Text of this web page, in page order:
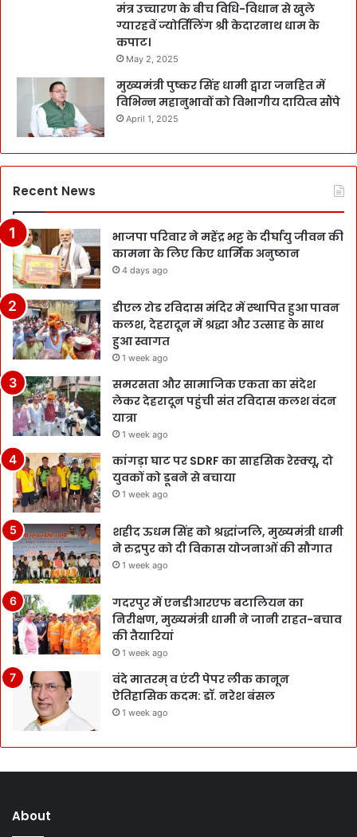
मंत्र उच्चारण के बीच विधि-विधान से खुले
ग्यारहवें ज्योर्तिलिंग श्री केदारनाथ धाम के
कपाट।
May 2, 2025
मुख्यमंत्री पुष्कर सिंह धामी द्वारा जनहित में
विभिन्न महानुभावों को विभागीय दायित्व सौंपे
April 1, 2025
Recent News
भाजपा परिवार ने महेंद्र भट्ट के दीर्घायु जीवन की
कामना के लिए किए धार्मिक अनुष्ठान
4 days ago
डीएल रोड रविदास मंदिर में स्थापित हुआ पावन
कलश, देहरादून में श्रद्धा और उत्साह के साथ
हुआ स्वागत
1 week ago
समरसता और सामाजिक एकता का संदेश
लेकर देहरादून पहुंची संत रविदास कलश वंदन
यात्रा
1 week ago
कांगड़ा घाट पर SDRF का साहसिक रेस्क्यू, दो
युवकों को डूबने से बचाया
1 week ago
शहीद ऊधम सिंह को श्रद्धांजलि, मुख्यमंत्री धामी
ने रुद्रपुर को दी विकास योजनाओं की सौगात
1 week ago
गदरपुर में एनडीआरएफ बटालियन का
निरीक्षण, मुख्यमंत्री धामी ने जानी राहत-बचाव
की तैयारियां
1 week ago
वंदे मातरम् व एंटी पेपर लीक कानून
ऐतिहासिक कदम: डॉ. नरेश बंसल
1 week ago
About